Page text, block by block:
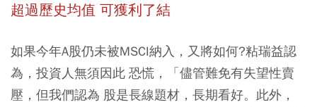
超過歷史均值 可獲利了結
如果今年A股仍未被MSCI納入，又將如何?粘瑞益認
為，投資人無須因此 恐慌，「儘管難免有失望性賣
壓，但我們認為 股是長線題材，長期看好。此外，